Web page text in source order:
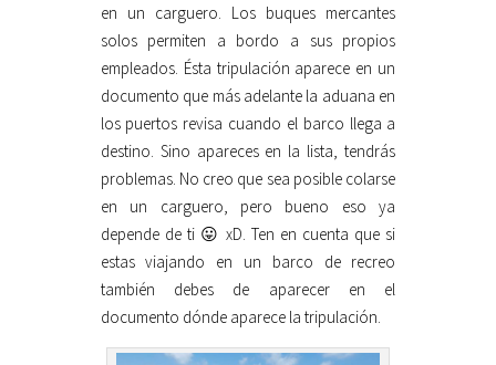
en un carguero. Los buques mercantes
solos permiten a bordo a sus propios
empleados. Ésta tripulación aparece en un
documento que más adelante la aduana en
los puertos revisa cuando el barco llega a
destino. Sino apareces en la lista, tendrás
problemas. No creo que sea posible colarse
en un carguero, pero bueno eso ya
depende de ti 😛 xD. Ten en cuenta que si
estas viajando en un barco de recreo
también debes de aparecer en el
documento dónde aparece la tripulación.